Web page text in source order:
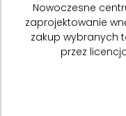
Nowoczesne
zaprojektowanie
zakup wybranych
przez